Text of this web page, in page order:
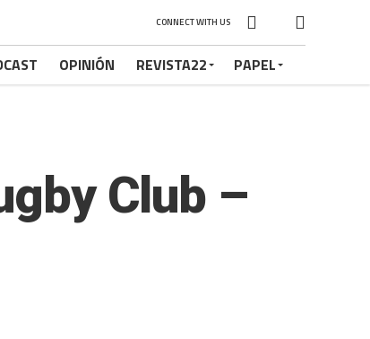
CONNECT WITH US
OPINIÓN REVISTA22 PAPEL
Club –